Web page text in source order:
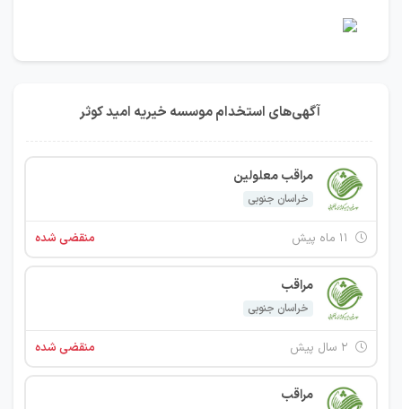
آگهی‌های استخدام موسسه خیریه امید کوثر
مراقب معلولین
خراسان جنوبی
منقضی شده
مراقب
خراسان جنوبی
منقضی شده
مراقب